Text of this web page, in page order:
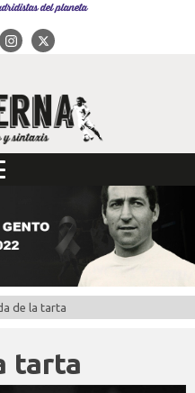
del planeta
de la tarta
tarta